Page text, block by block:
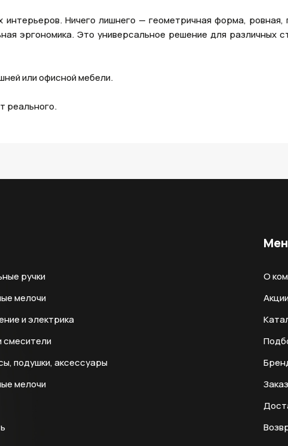
интерьеров. Ничего лишнего — геометричная форма, ровная,
эргономика. Это универсальное решение для различных
или офисной мебели.
реального.
ручки
мелочи
и электрика
смесители
подушки, аксессуары
мелочи
О